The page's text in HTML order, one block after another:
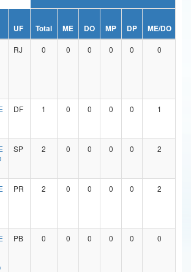
Inovações e Comunicações
Regional
e dos Direitos Humanos
UF Total ME DO MP DP ME/DO
RJ 0 0 0 0 0 0
DF 1 0 0 0 0 1
SP 2 0 0 0 0 2
PR 2 0 0 0 0 2
PB 0 0 0 0 0 0